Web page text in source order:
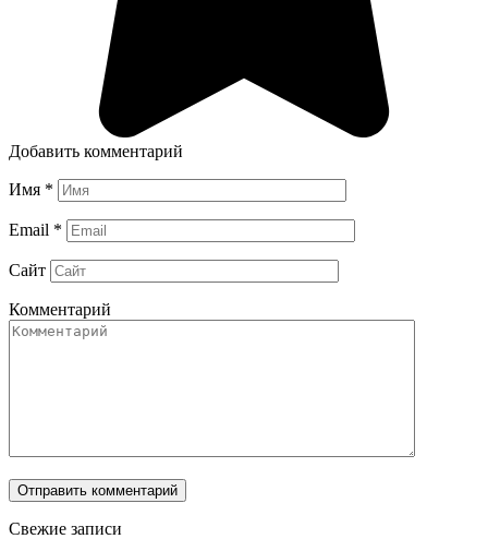
Добавить комментарий
Имя *
Email *
Сайт
Комментарий
Свежие записи